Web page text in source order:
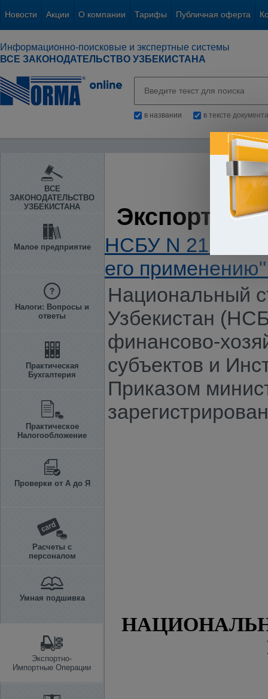
Новости Акции О компании Тарифы Публичная оферта
Информационно-поисковые и экспертные системы
ВСЕ ЗАКОНОДАТЕЛЬСТВО УЗБЕКИСТАНА
в названии в тексте документа
ВСЕ
ЗАКОНОДАТЕЛЬСТВО
УЗБЕКИСТАНА
Малое предприятие
Налоги: Вопросы и
ответы
Практическая
Бухгалтерия
Практическое
Налогообложение
Проверки от А до Я
Расчеты с
персоналом
Умная подшивка
Экспортно-
Импортные Операции
Экспортно-
НСБУ N 21 "План
его
Национальный
Узбекистан
финансово-
субъектов и
Приказом